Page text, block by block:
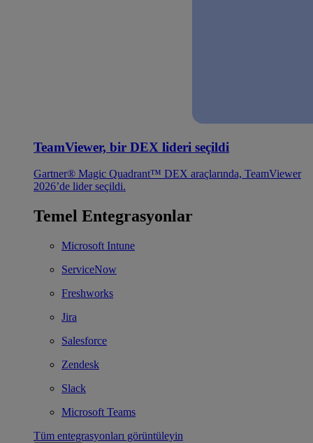
TeamViewer, bir DEX lideri seçildi
Gartner® Magic Quadrant™ DEX araçlarında, TeamViewer
2026’de lider seçildi.
Temel Entegrasyonlar
Microsoft Intune
ServiceNow
Freshworks
Jira
Salesforce
Zendesk
Slack
Microsoft Teams
Tüm entegrasyonları görüntüleyin